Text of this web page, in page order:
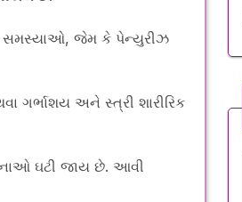
સમસ્યાઓ, જેમ કે પેન્યુરીઝ
ગર્ભાશય અને સ્ત્રી શારીરિક
ઘટી જાય છે. આવી